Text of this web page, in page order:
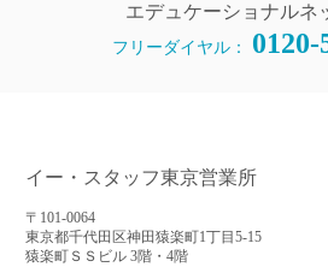
エデュケーショナルネ
フリーダイヤル： 0120-
イー・スタッフ東京営業所
〒101-0064
東京都千代田区神田猿楽町1丁目5-15
猿楽町ＳＳビル 3階・4階